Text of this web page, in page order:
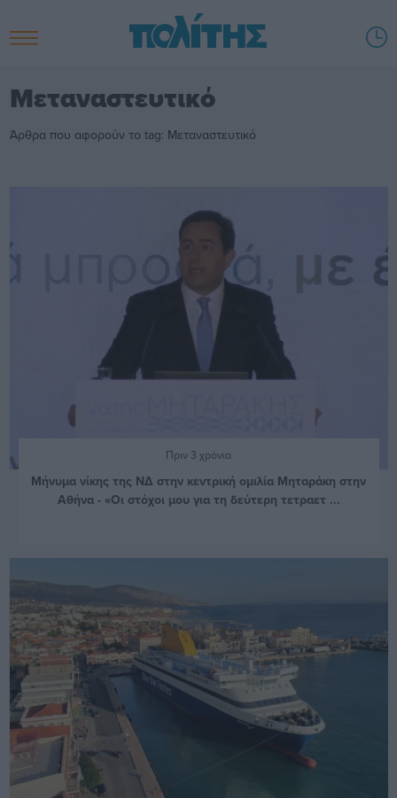
Μεταναστευτικό
Άρθρα που αφορούν το tag: Μεταναστευτικό
Πριν 3 χρόνια
Μήνυμα νίκης της ΝΔ στην κεντρική ομιλία Μηταράκη στην
Αθήνα - «Οι στόχοι μου για τη δεύτερη τετραετ ...